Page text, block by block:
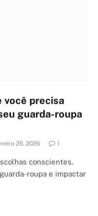
você precisa
guarda-roupa
26, 2026 1
conscientes.
roupa e impactar